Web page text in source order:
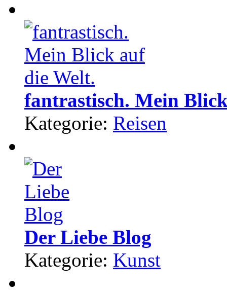
fantrastisch. Mein
Kategorie: Reisen
Der Liebe Blog
Kategorie: Kunst